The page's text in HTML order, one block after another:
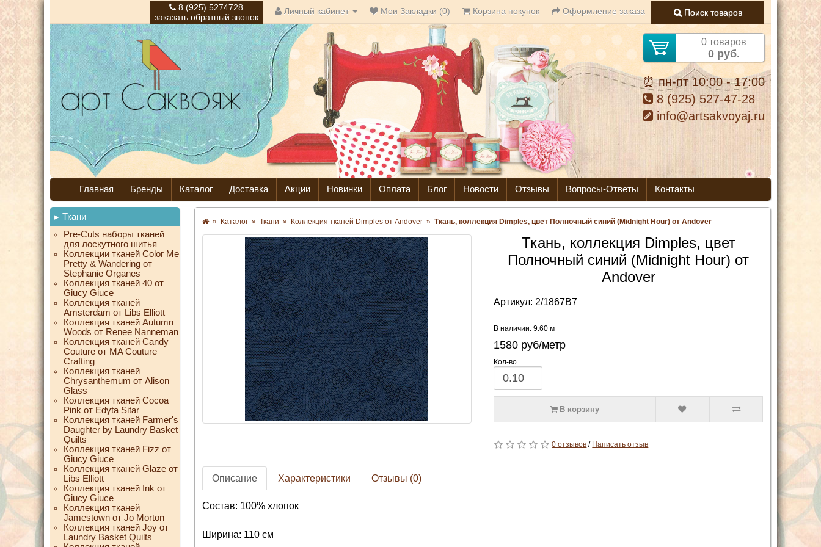
8 (925) 5274728
заказать обратный звонок
Личный кабинет Мои Закладки (0) Корзина покупок Оформление заказа Поиск товаров
0 товаров
0 руб.
⏰ пн-пт 10:00 - 17:00
8 (925) 527-47-28
info@artsakvoyaj.ru
Главная Бренды Каталог Доставка Акции Новинки Оплата Блог Новости Отзывы Вопросы-Ответы Контакты
Ткани
Pre-Cuts наборы тканей
для лоскутного шитья
Коллекции тканей Color Me
Pretty & Wandering от
Stephanie Organes
Коллекция тканей 40 от
Giucy Giuce
Коллекция тканей
Amsterdam от Libs Elliott
Коллекция тканей Autumn
Woods от Renee Nanneman
Коллекция тканей Candy
Couture от MA Couture
Crafting
Коллекция тканей
Chrysanthemum от Alison
Glass
Коллекция тканей Cocoa
Pink от Edyta Sitar
Коллекция тканей Farmer's
Daughter by Laundry Basket
Quilts
Коллекция тканей Fizz от
Giucy Giuce
Коллекция тканей Glaze от
Libs Elliott
Коллекция тканей Ink от
Giucy Giuce
Коллекция тканей
Jamestown от Jo Morton
Коллекция тканей Joy от
Laundry Basket Quilts
» Каталог » Ткани » Коллекция тканей Dimples от Andover » Ткань, коллекция Dimples, цвет Полночный синий (Midnight Hour) от Andover
Ткань, коллекция Dimples, цвет
Полночный синий (Midnight Hour) от
Andover
Артикул: 2/1867B7
В наличии: 9.60 м
1580 руб/метр
Кол-во
В корзину
0 отзывов / Написать отзыв
Описание Характеристики Отзывы (0)
Состав: 100% хлопок
Ширина: 110 см